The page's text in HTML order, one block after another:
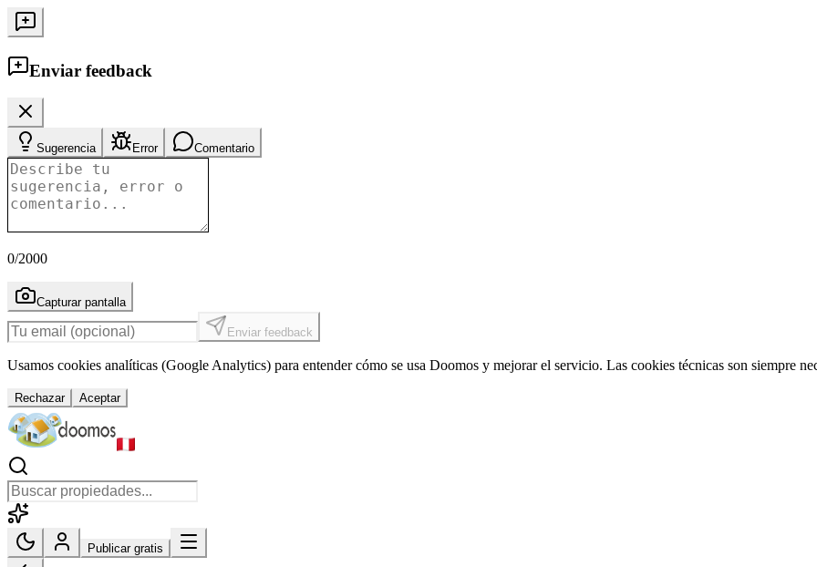
Enviar feedback
Sugerencia Error Comentario
0/2000
Capturar pantalla
Enviar feedback
Usamos cookies analíticas (Google Analytics) para entender cómo se usa Doomos y mejorar el servicio. Las cookies técnicas son siempre
Rechazar Aceptar
Publicar gratis